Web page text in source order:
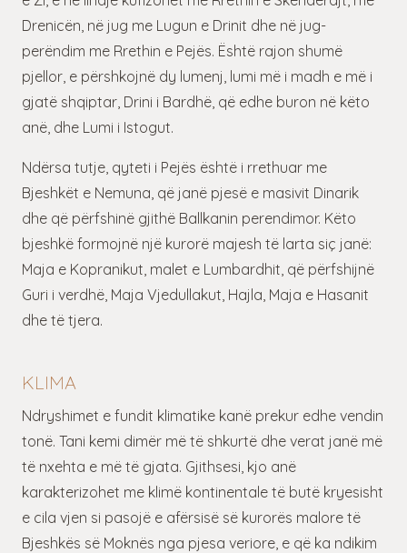
Drenicën, në jug me Lugun e Drinit dhe në jug-
perëndim me Rrethin e Pejës. Është rajon shumë
pjellor, e përshkojnë dy lumenj, lumi më i madh e më i
gjatë shqiptar, Drini i Bardhë, që edhe buron në këto
anë, dhe Lumi i Istogut.
Ndërsa tutje, qyteti i Pejës është i rrethuar me
Bjeshkët e Nemuna, që janë pjesë e masivit Dinarik
dhe që përfshinë gjithë Ballkanin perendimor. Këto
bjeshkë formojnë një kurorë majesh të larta siç janë:
Maja e Kopranikut, malet e Lumbardhit, që përfshijnë
Guri i verdhë, Maja Vjedullakut, Hajla, Maja e Hasanit
dhe të tjera.
KLIMA
Ndryshimet e fundit klimatike kanë prekur edhe vendin
tonë. Tani kemi dimër më të shkurtë dhe verat janë më
të nxehta e më të gjata. Gjithsesi, kjo anë
karakterizohet me klimë kontinentale të butë kryesisht
e cila vjen si pasojë e afërsisë së kurorës malore të
Bjeshkës së Moknës nga pjesa veriore, e që ka ndikim